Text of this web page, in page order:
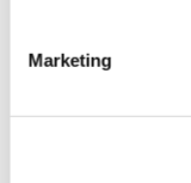
Marketing